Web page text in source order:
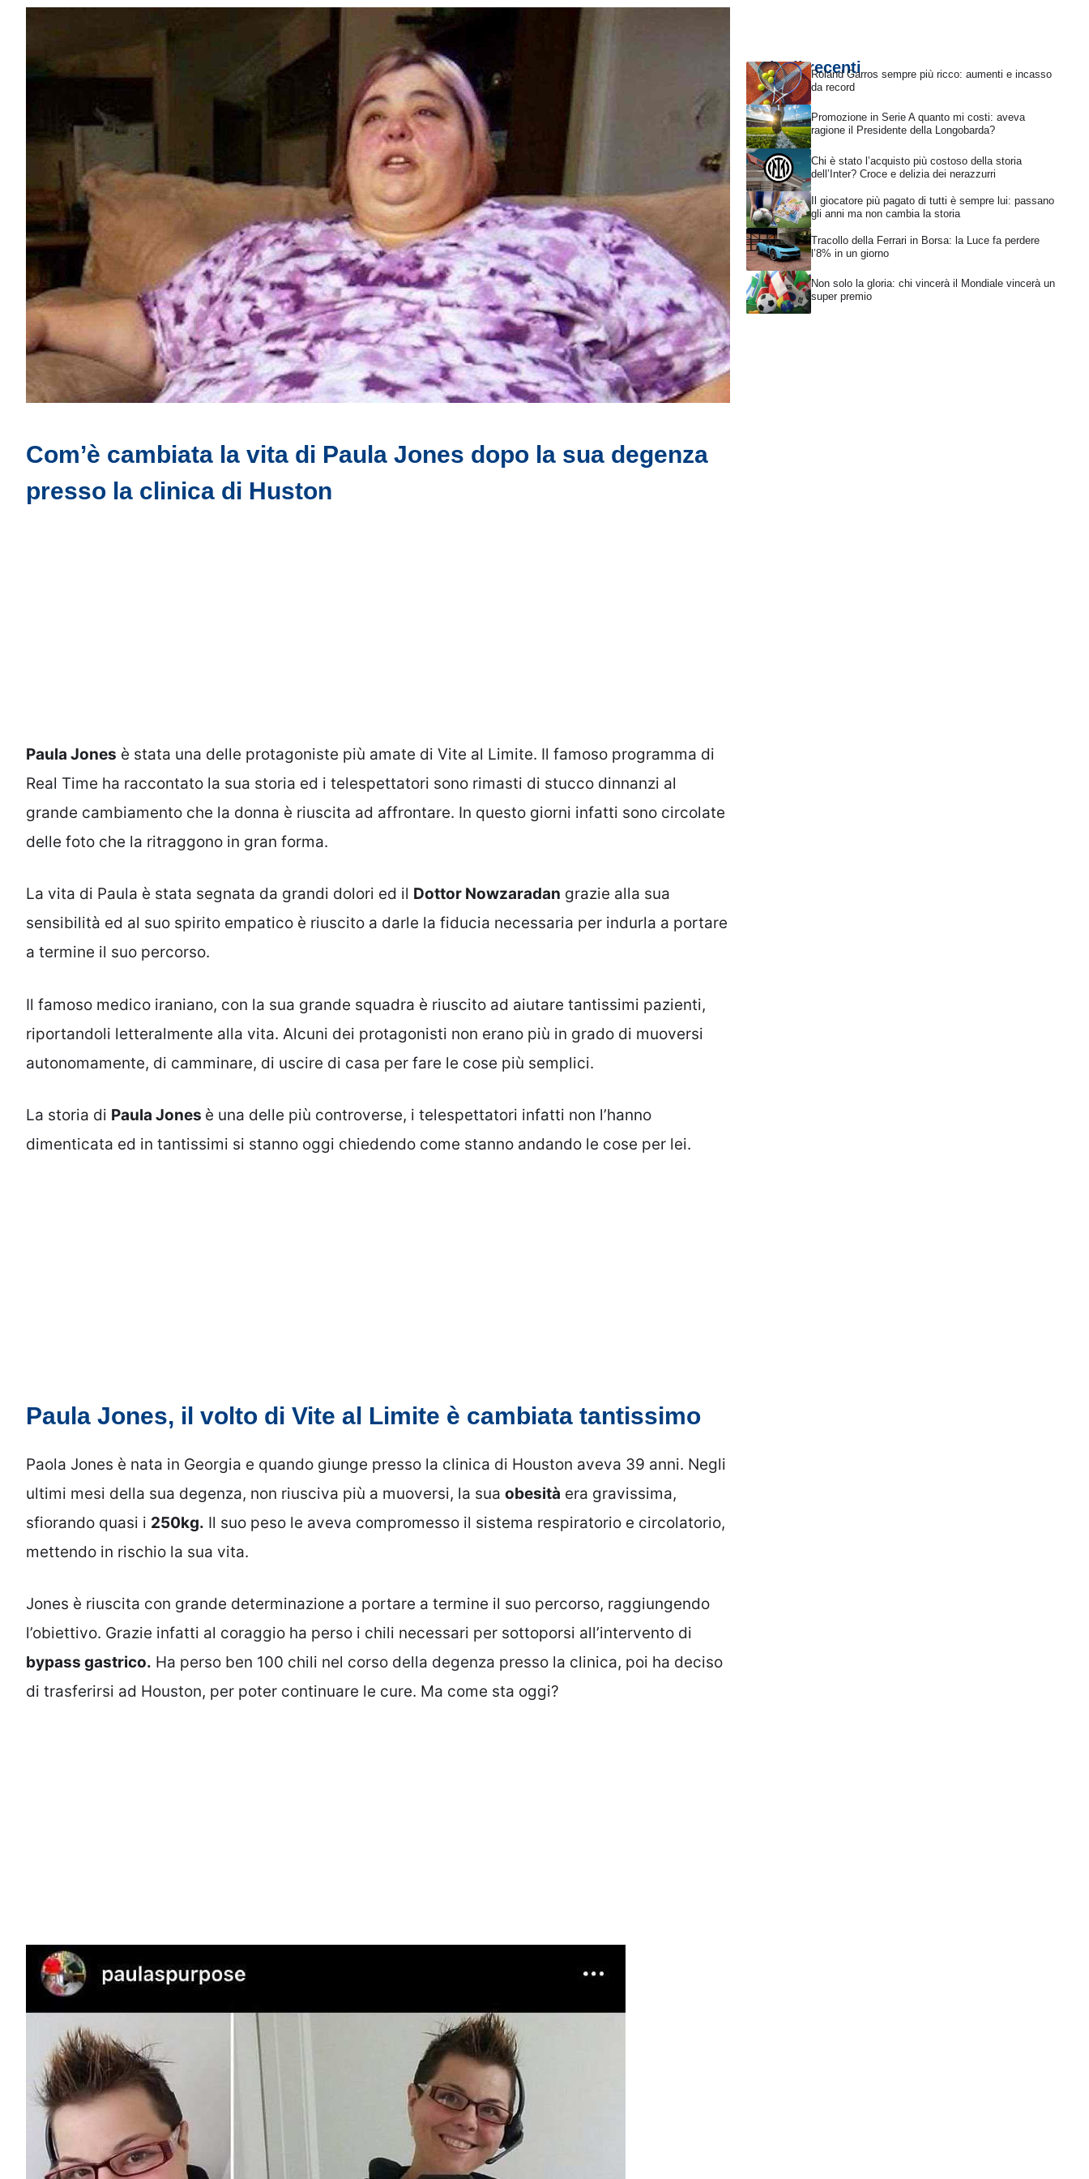
Com’è cambiata la vita di Paula Jones dopo la sua degenza
presso la clinica di Huston
Paula Jones è stata una delle protagoniste più amate di Vite al Limite. Il famoso programma di
Real Time ha raccontato la sua storia ed i telespettatori sono rimasti di stucco dinnanzi al
grande cambiamento che la donna è riuscita ad affrontare. In questo giorni infatti sono circolate
delle foto che la ritraggono in gran forma.
La vita di Paula è stata segnata da grandi dolori ed il Dottor Nowzaradan grazie alla sua
sensibilità ed al suo spirito empatico è riuscito a darle la fiducia necessaria per indurla a portare
a termine il suo percorso.
Il famoso medico iraniano, con la sua grande squadra è riuscito ad aiutare tantissimi pazienti,
riportandoli letteralmente alla vita. Alcuni dei protagonisti non erano più in grado di muoversi
autonomamente, di camminare, di uscire di casa per fare le cose più semplici.
La storia di Paula Jones è una delle più controverse, i telespettatori infatti non l’hanno
dimenticata ed in tantissimi si stanno oggi chiedendo come stanno andando le cose per lei.
Paula Jones, il volto di Vite al Limite è cambiata tantissimo
Paola Jones è nata in Georgia e quando giunge presso la clinica di Houston aveva 39 anni. Negli
ultimi mesi della sua degenza, non riusciva più a muoversi, la sua obesità era gravissima,
sfiorando quasi i 250kg. Il suo peso le aveva compromesso il sistema respiratorio e circolatorio,
mettendo in rischio la sua vita.
Jones è riuscita con grande determinazione a portare a termine il suo percorso, raggiungendo
l’obiettivo. Grazie infatti al coraggio ha perso i chili necessari per sottoporsi all’intervento di
bypass gastrico. Ha perso ben 100 chili nel corso della degenza presso la clinica, poi ha deciso
di trasferirsi ad Houston, per poter continuare le cure. Ma come sta oggi?
Articoli recentiRoland Garros sempre più ricco: aumenti e incasso
da record
Promozione in Serie A quanto mi costi: aveva
ragione il Presidente della Longobarda?
Chi è stato l’acquisto più costoso della storia
dell’Inter? Croce e delizia dei nerazzurri
Il giocatore più pagato di tutti è sempre lui: passano
gli anni ma non cambia la storia
Tracollo della Ferrari in Borsa: la Luce fa perdere
l’8% in un giorno
Non solo la gloria: chi vincerà il Mondiale vincerà un
super premio